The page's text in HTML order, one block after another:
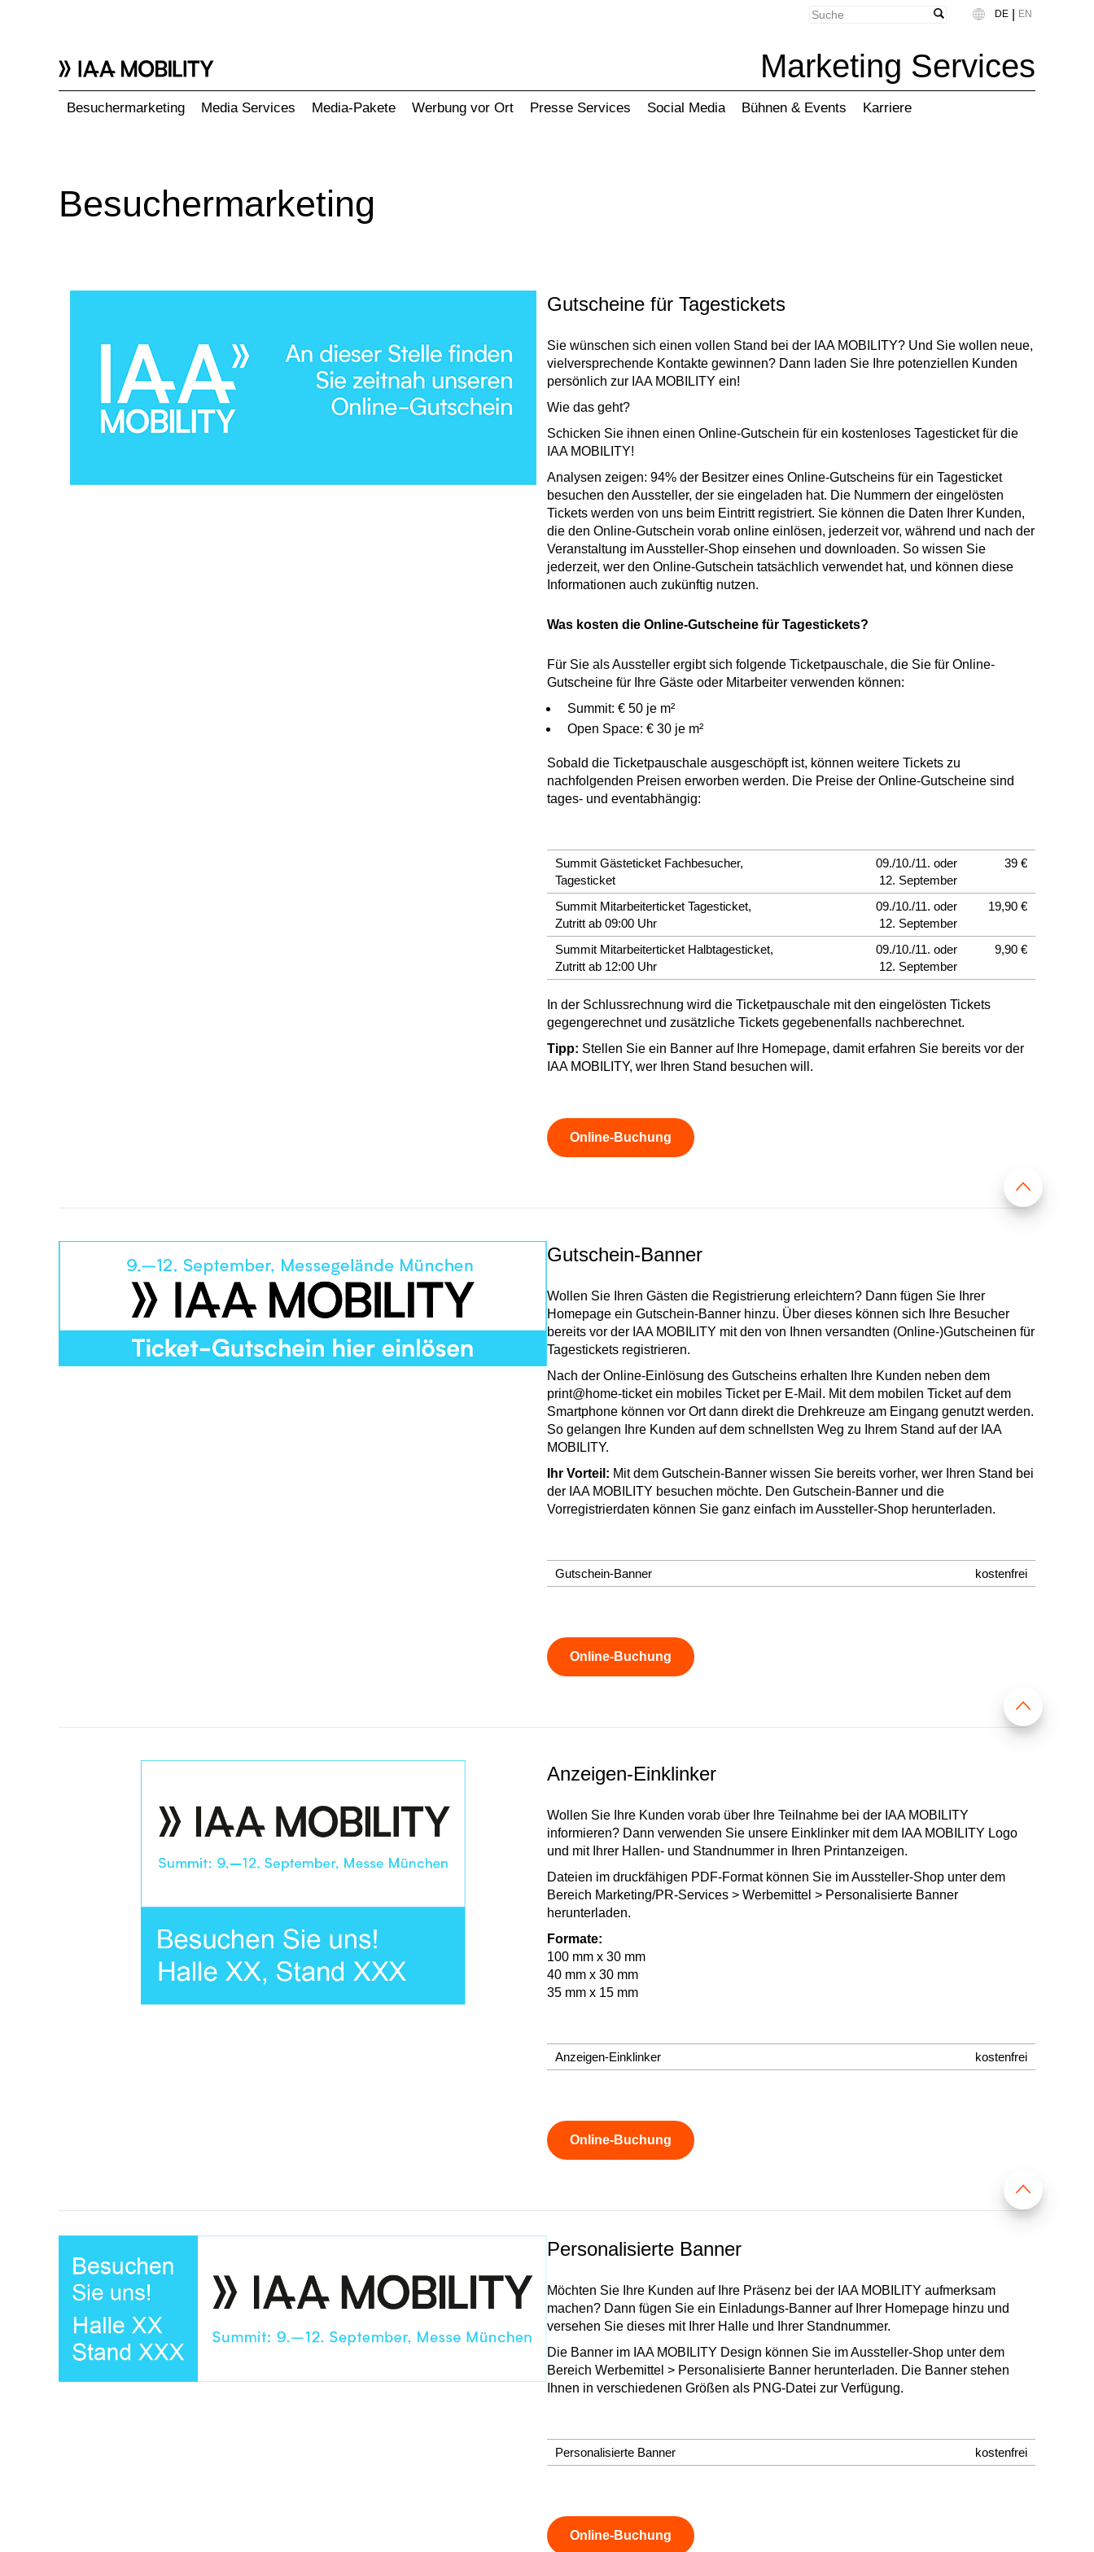
DE EN
Marketing Services
Besuchermarketing Media Services Media-Pakete Werbung vor Ort Presse Services Social Media Bühnen & Events Karriere
Besuchermarketing
Gutscheine für Tagestickets
Sie wünschen sich einen vollen Stand bei der IAA MOBILITY? Und Sie wollen neue,
vielversprechende Kontakte gewinnen? Dann laden Sie Ihre potenziellen Kunden
persönlich zur IAA MOBILITY ein!
Wie das geht?
Schicken Sie ihnen einen Online-Gutschein für ein kostenloses Tagesticket für die
IAA MOBILITY!
Analysen zeigen: 94% der Besitzer eines Online-Gutscheins für ein Tagesticket
besuchen den Aussteller, der sie eingeladen hat. Die Nummern der eingelösten
Tickets werden von uns beim Eintritt registriert. Sie können die Daten Ihrer Kunden,
die den Online-Gutschein vorab online einlösen, jederzeit vor, während und nach der
Veranstaltung im Aussteller-Shop einsehen und downloaden. So wissen Sie
jederzeit, wer den Online-Gutschein tatsächlich verwendet hat, und können diese
Informationen auch zukünftig nutzen.
Was kosten die Online-Gutscheine für Tagestickets?
Für Sie als Aussteller ergibt sich folgende Ticketpauschale, die Sie für Online-
Gutscheine für Ihre Gäste oder Mitarbeiter verwenden können:
Summit: € 50 je m²
Open Space: € 30 je m²
Sobald die Ticketpauschale ausgeschöpft ist, können weitere Tickets zu
nachfolgenden Preisen erworben werden. Die Preise der Online-Gutscheine sind
tages- und eventabhängig:
Summit Gästeticket Fachbesucher,
Tagesticket
09./10./11. oder
12. September
39 €
Summit Mitarbeiterticket Tagesticket,
Zutritt ab 09:00 Uhr
09./10./11. oder
12. September
19,90 €
Summit Mitarbeiterticket Halbtagesticket,
Zutritt ab 12:00 Uhr
09./10./11. oder
12. September
9,90 €
In der Schlussrechnung wird die Ticketpauschale mit den eingelösten Tickets
gegengerechnet und zusätzliche Tickets gegebenenfalls nachberechnet.
Tipp: Stellen Sie ein Banner auf Ihre Homepage, damit erfahren Sie bereits vor der
IAA MOBILITY, wer Ihren Stand besuchen will.
Online-Buchung
Gutschein-Banner
Wollen Sie Ihren Gästen die Registrierung erleichtern? Dann fügen Sie Ihrer
Homepage ein Gutschein-Banner hinzu. Über dieses können sich Ihre Besucher
bereits vor der IAA MOBILITY mit den von Ihnen versandten (Online-)Gutscheinen für
Tagestickets registrieren.
Nach der Online-Einlösung des Gutscheins erhalten Ihre Kunden neben dem
print@home-ticket ein mobiles Ticket per E-Mail. Mit dem mobilen Ticket auf dem
Smartphone können vor Ort dann direkt die Drehkreuze am Eingang genutzt werden.
So gelangen Ihre Kunden auf dem schnellsten Weg zu Ihrem Stand auf der IAA
MOBILITY.
Ihr Vorteil: Mit dem Gutschein-Banner wissen Sie bereits vorher, wer Ihren Stand bei
der IAA MOBILITY besuchen möchte. Den Gutschein-Banner und die
Vorregistrierdaten können Sie ganz einfach im Aussteller-Shop herunterladen.
Gutschein-Banner kostenfrei
Online-Buchung
Anzeigen-Einklinker
Wollen Sie Ihre Kunden vorab über Ihre Teilnahme bei der IAA MOBILITY
informieren? Dann verwenden Sie unsere Einklinker mit dem IAA MOBILITY Logo
und mit Ihrer Hallen- und Standnummer in Ihren Printanzeigen.
Dateien im druckfähigen PDF-Format können Sie im Aussteller-Shop unter dem
Bereich Marketing/PR-Services > Werbemittel > Personalisierte Banner
herunterladen.
Formate:
100 mm x 30 mm
40 mm x 30 mm
35 mm x 15 mm
Anzeigen-Einklinker kostenfrei
Online-Buchung
Personalisierte Banner
Möchten Sie Ihre Kunden auf Ihre Präsenz bei der IAA MOBILITY aufmerksam
machen? Dann fügen Sie ein Einladungs-Banner auf Ihrer Homepage hinzu und
versehen Sie dieses mit Ihrer Halle und Ihrer Standnummer.
Die Banner im IAA MOBILITY Design können Sie im Aussteller-Shop unter dem
Bereich Werbemittel > Personalisierte Banner herunterladen. Die Banner stehen
Ihnen in verschiedenen Größen als PNG-Datei zur Verfügung.
Personalisierte Banner kostenfrei
Online-Buchung